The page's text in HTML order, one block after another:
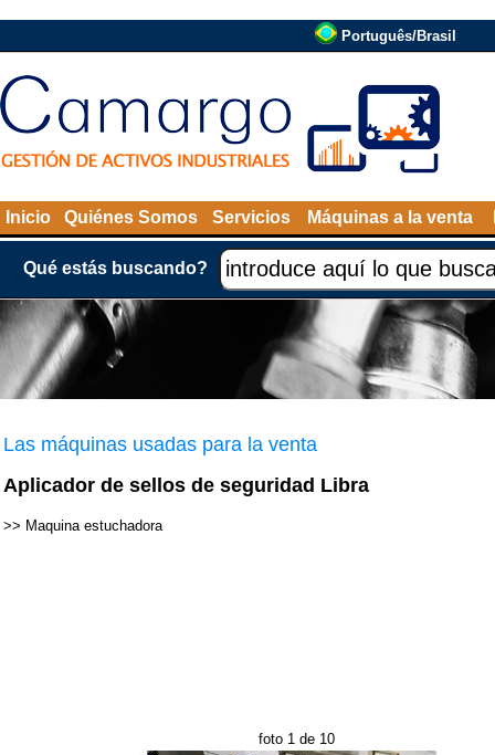
Português/Brasil
Inicio Quiénes Somos Servicios Máquinas a la venta
Qué estás buscando?
Las máquinas usadas para la venta
Aplicador de sellos de seguridad Libra
>> Maquina estuchadora
foto 1 de 10